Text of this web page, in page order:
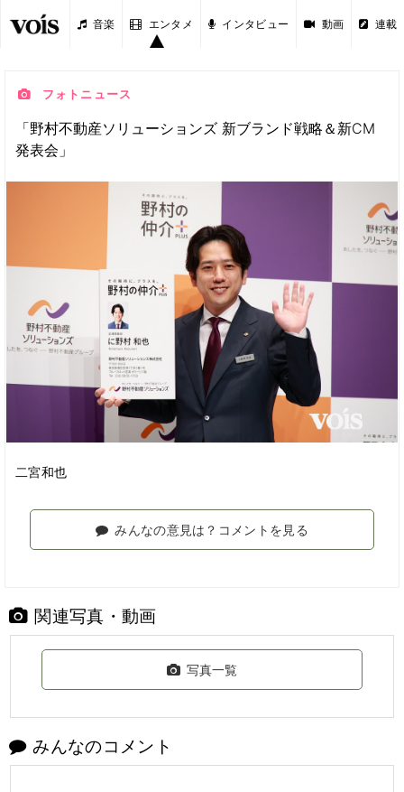
音楽 エンタメ インタビュー 動画 連載
フォトニュース
「野村不動産ソリューションズ 新ブランド戦略＆新CM
発表会」
二宮和也
みんなの意見は？コメントを見る
関連写真・動画
写真一覧
みんなのコメント